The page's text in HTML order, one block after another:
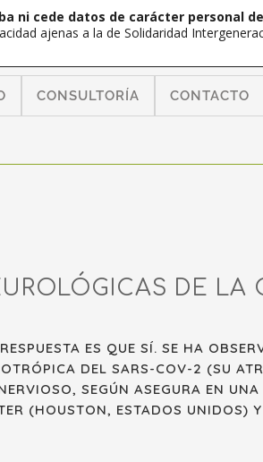
CONSULTORÍA CONTACTO
DE LA
ES QUE SÍ. SE HA
DEL SARS-COV-2 (SU
SEGÚN ASEGURA EN
(HOUSTON, ESTADOS UNIDOS)
ni cede datos de carácter personal
ajenas a la de Solidaridad